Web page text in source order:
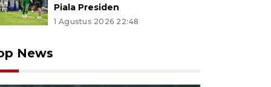
Piala Presiden
1 Agustus 2026 22:48
News